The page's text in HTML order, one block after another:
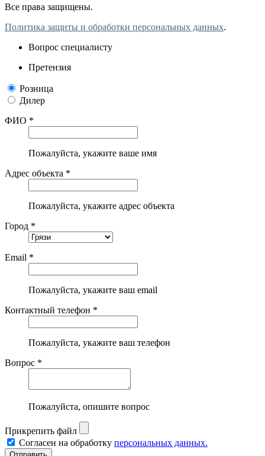
Все права защищены.
Политика защиты и обработки персональных данных.
Вопрос специалисту
Претензия
Розница
Дилер
ФИО *
Пожалуйста, укажите ваше имя
Адрес объекта *
Пожалуйста, укажите адрес объекта
Город *
Email *
Пожалуйста, укажите ваш email
Контактный телефон *
Пожалуйста, укажите ваш телефон
Вопрос *
Пожалуйста, опишите вопрос
Прикрепить файл
Согласен на обработку персональных данных.